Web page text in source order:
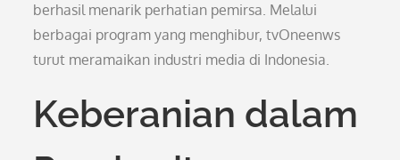
berhasil menarik perhatian pemirsa. Melalui
berbagai program yang menghibur, tvOneenws
turut meramaikan industri media di Indonesia.
Keberanian dalam